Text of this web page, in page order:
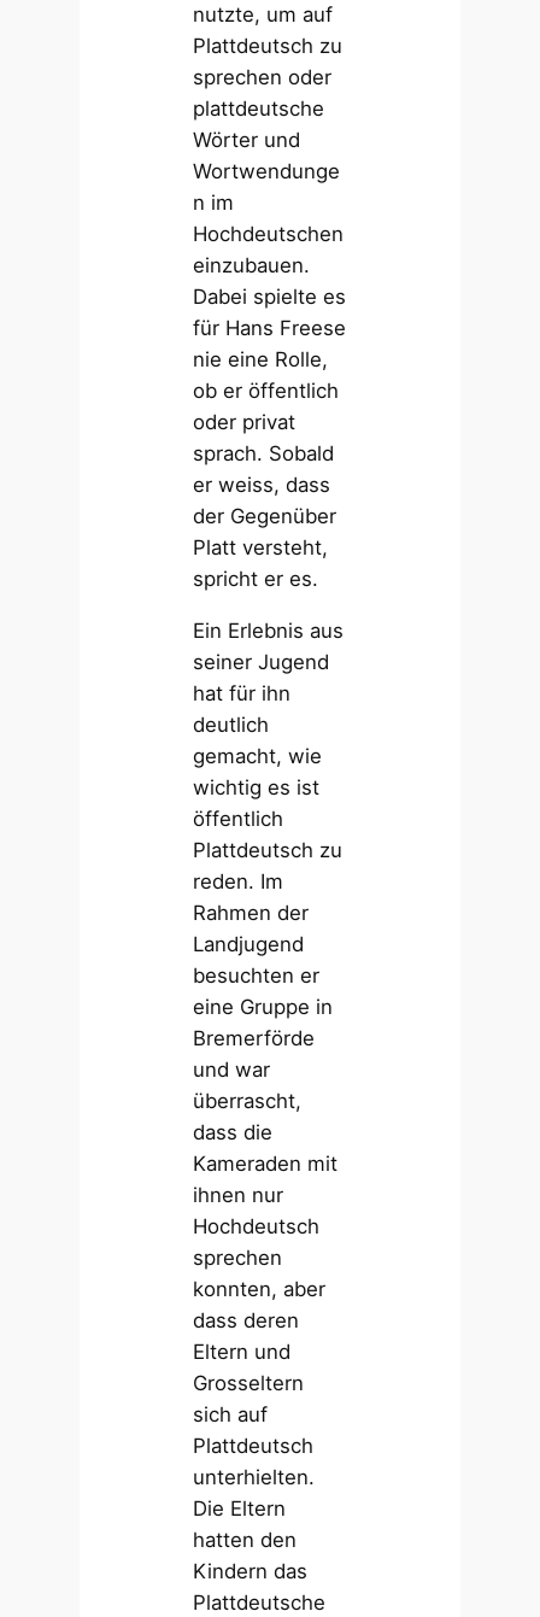
nutzte, um auf
Plattdeutsch zu
sprechen oder
plattdeutsche
Wörter und
Wortwendunge
n im
Hochdeutschen
einzubauen.
Dabei spielte es
für Hans Freese
nie eine Rolle,
ob er öffentlich
oder privat
sprach. Sobald
er weiss, dass
der Gegenüber
Platt versteht,
spricht er es.
Ein Erlebnis aus
seiner Jugend
hat für ihn
deutlich
gemacht, wie
wichtig es ist
öffentlich
Plattdeutsch zu
reden. Im
Rahmen der
Landjugend
besuchten er
eine Gruppe in
Bremerförde
und war
überrascht,
dass die
Kameraden mit
ihnen nur
Hochdeutsch
sprechen
konnten, aber
dass deren
Eltern und
Grosseltern
sich auf
Plattdeutsch
unterhielten.
Die Eltern
hatten den
Kindern das
Plattdeutsche